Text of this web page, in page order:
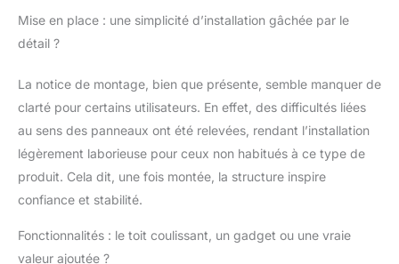
solidité accrue. Le toit
ESPACE OMBRAGÉ
GÉNÉREUX : La
tonnelle de jardin idéale
pour aménager une
extérieure, parfaite
ou barbecues
Mise en place : une simplicité d’installation gâchée par le
détail ?
La notice de montage, bien que présente, semble manquer de
clarté pour certains utilisateurs. En effet, des difficultés liées
au sens des panneaux ont été relevées, rendant l’installation
légèrement laborieuse pour ceux non habitués à ce type de
produit. Cela dit, une fois montée, la structure inspire
confiance et stabilité.
Fonctionnalités : le toit coulissant, un gadget ou une vraie
valeur ajoutée ?